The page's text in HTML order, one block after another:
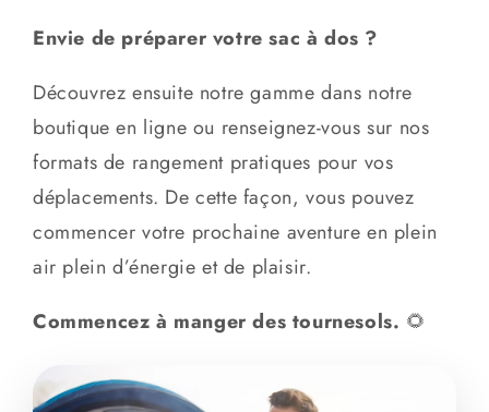
Envie de préparer votre sac à dos ?
Découvrez ensuite notre gamme dans notre
boutique en ligne ou renseignez-vous sur nos
formats de rangement pratiques pour vos
déplacements. De cette façon, vous pouvez
commencer votre prochaine aventure en plein
air plein d’énergie et de plaisir.
Commencez à manger des tournesols. 🌻